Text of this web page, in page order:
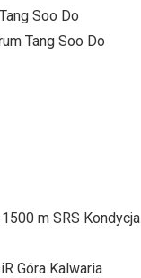
Soo Do
Tang Soo Do
m SRS Kondycja
Góra Kalwaria